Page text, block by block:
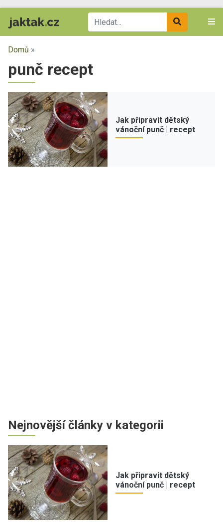
Domů »
punč recept
Jak připravit dětský
vánoční punč | recept
Nejnovější články v kategorii
Jak připravit dětský
vánoční punč | recept